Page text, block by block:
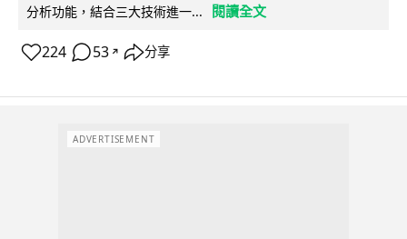
分析功能，結合三大技術進一...
閱讀全文
224 53 ↗ 分享
ADVERTISEMENT